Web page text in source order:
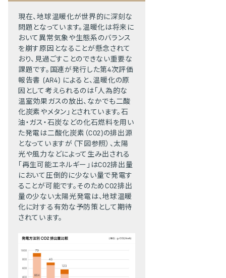
現在、地球温暖化が世界的に深刻な
問題となっています。温暖化は将来に
おいて異常気象や生態系のバランス
を崩す原因となることが懸念されて
おり、見過ごすことのできない重要な
課題です。国連が発行した第4次評価
報告書 (AR4) によると、温暖化の原
因として考えられるのは「人為的な
温室効果ガスの放出、なかでも二酸
化炭素やメタン」とされています。石
油・ガス・石炭などの化石燃料を用い
た発電は二酸化炭素（CO2)の排出源
となっていますが（下図参照）、太陽
光や風力などによって生み出される
「再生可能エネルギー」はCO2排出量
において圧倒的に少ない量で発電す
ることが可能です。そのためCO2排出
量の少ない太陽光発電は、地球温暖
化に対する有効な予防策として期待
されています。